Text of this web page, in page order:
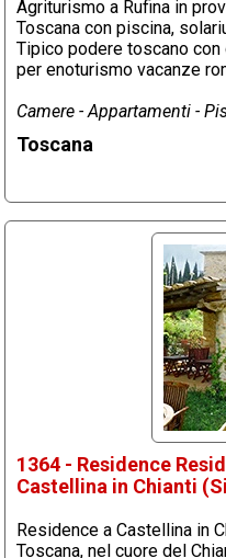
Agriturismo a Rufina in
Toscana con piscina,
Tipico podere toscano
per enoturismo vacanze
Camere - Appartamenti -
Toscana
1364 - Residence
Castellina in Chianti
Residence a Castellina in
Toscana, nel cuore del